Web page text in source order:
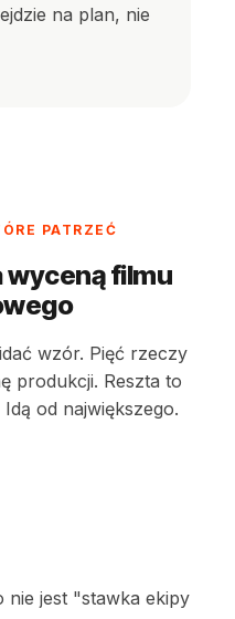
na plan, nie
PATRZEĆ
wyceną filmu
wzór. Pięć rzeczy
produkcji. Reszta to
od największego.
nie jest "stawka ekipy